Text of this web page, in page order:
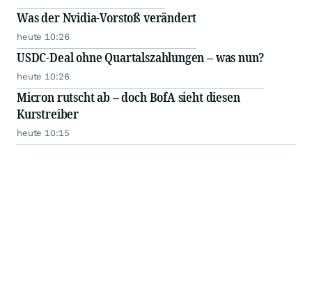
Was der Nvidia-Vorstoß verändert
heute 10:26
USDC-Deal ohne Quartalszahlungen – was nun?
heute 10:26
Micron rutscht ab – doch BofA sieht diesen
Kurstreiber
heute 10:15